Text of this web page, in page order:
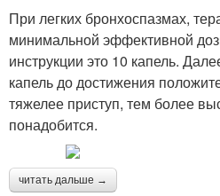
При легких бронхоспазмах,
минимальной эффективной
инструкции это 10 капель.
капель до достижения
тяжелее приступ, тем более
понадобится.
читать дальше →